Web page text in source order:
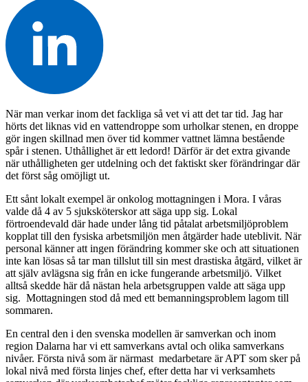
När man verkar inom det fackliga så vet vi att det tar tid. Jag har
hörts det liknas vid en vattendroppe som urholkar stenen, en droppe
gör ingen skillnad men över tid kommer vattnet lämna bestående
spår i stenen. Uthållighet är ett ledord! Därför är det extra givande
när uthålligheten ger utdelning och det faktiskt sker förändringar där
det först såg omöjligt ut.
Ett sånt lokalt exempel är onkolog mottagningen i Mora. I våras
valde då 4 av 5 sjuksköterskor att säga upp sig. Lokal
förtroendevald där hade under lång tid påtalat arbetsmiljöproblem
kopplat till den fysiska arbetsmiljön men åtgärder hade uteblivit. När
personal känner att ingen förändring kommer ske och att situationen
inte kan lösas så tar man tillslut till sin mest drastiska åtgärd, vilket är
att själv avlägsna sig från en icke fungerande arbetsmiljö. Vilket
alltså skedde här då nästan hela arbetsgruppen valde att säga upp
sig. Mottagningen stod då med ett bemanningsproblem lagom till
sommaren.
En central den i den svenska modellen är samverkan och inom
region Dalarna har vi ett samverkans avtal och olika samverkans
nivåer. Första nivå som är närmast medarbetare är APT som sker på
lokal nivå med första linjes chef, efter detta har vi verksamhets